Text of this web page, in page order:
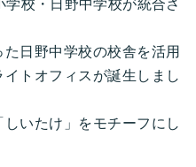
校・日野中学校が統合さ
日野中学校の校舎を活用
トオフィスが誕生しまし
いたけ」をモチーフにし